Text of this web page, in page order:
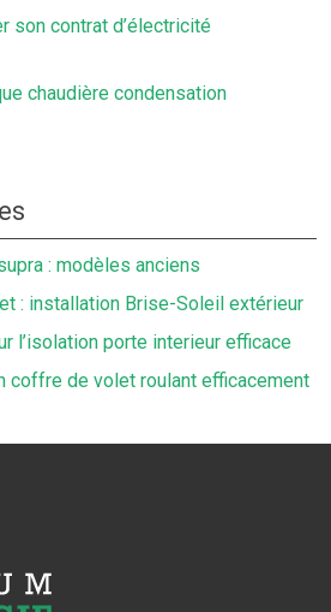
son contrat d’électricité
chaudière condensation
: modèles anciens
: installation Brise-Soleil extérieur
l’isolation porte interieur efficace
coffre de volet roulant efficacement